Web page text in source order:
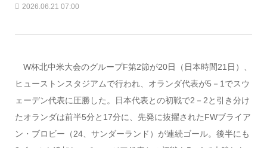
2026.06.21 07:00
W杯北中米大会のグループF第2節が20日（日本時間21日）、
ヒューストンスタジアムで行われ、オランダ代表が5－1でスウ
ェーデン代表に圧勝した。日本代表との初戦で2－2と引き分け
たオランダは前半5分と17分に、先発に抜擢されたFWブライア
ン・ブロビー（24、サンダーランド）が連続ゴール。後半にも